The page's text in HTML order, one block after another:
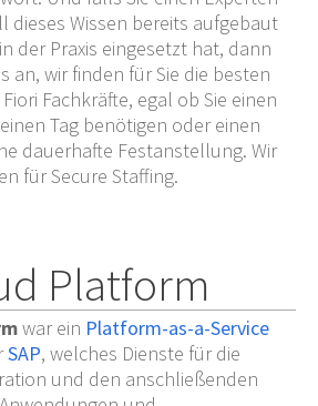
dieses Wissen bereits aufgebaut
der Praxis eingesetzt hat, dann
an, wir finden für Sie die besten
Fachkräfte, egal ob Sie einen
Tag benötigen oder einen
dauerhafte Festanstellung. Wir
für Secure Staffing.
Platform
war ein Platform-as-a-Service
SAP, welches Dienste für die
und den anschließenden